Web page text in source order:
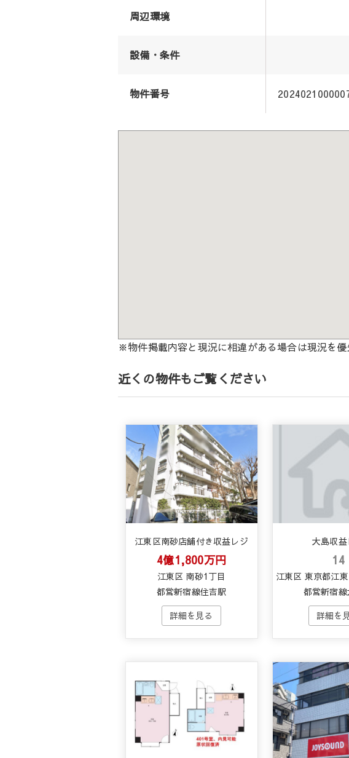
周辺環境
設備・条件
物件番号
※物件掲載内容と現況に相違がある場合は現況を優
近くの物件もご覧ください
江東区南砂店舗付き収益レジ
4億1,800万円
江東区 南砂1丁目
都営新宿線住吉駅
大島収益
14
江東区 東京都江
都営新宿